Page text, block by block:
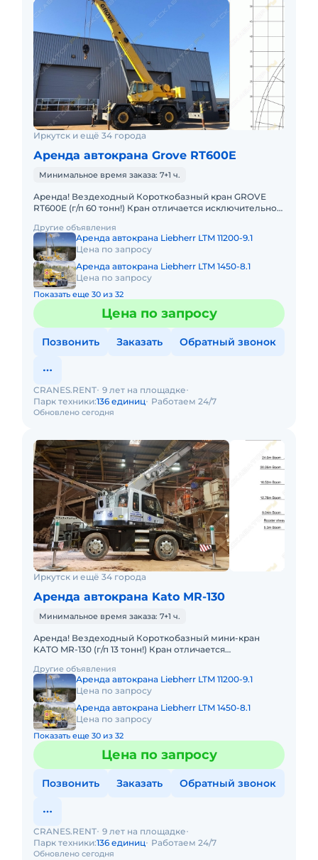
Иркутск и ещё 34 города
Аренда автокрана Grove RT600E
Минимальное время заказа: 7+1 ч.
Аренда! Вездеходный Короткобазный кран GROVE
RT600E (г/п 60 тонн!) Кран отличается исключительной
Технические х
Другие объявления
Аренда автокрана Liebherr LTM 11200-9.1
Цена по запросу
Аренда автокрана Liebherr LTM 1450-8.1
Цена по запросу
Показать еще 30 из 32
Цена по запросу
Позвонить Заказать Обратный звонок
Обновлено сегодня
CRANES.RENT 9 лет на площадке
Парк техники:136 единиц Работаем 24/7
Иркутск и ещё 34 города
Аренда автокрана Kato MR-130
Минимальное время заказа: 7+1 ч.
Аренда! Вездеходный Короткобазный мини-кран
KATO MR-130 (г/п 13 тонн!) Кран отличается
Технические характеристик
Другие объявления
Аренда автокрана Liebherr LTM 11200-9.1
Цена по запросу
Аренда автокрана Liebherr LTM 1450-8.1
Цена по запросу
Показать еще 30 из 32
Цена по запросу
Позвонить Заказать Обратный звонок
Обновлено сегодня
CRANES.RENT 9 лет на площадке
Парк техники:136 единиц Работаем 24/7